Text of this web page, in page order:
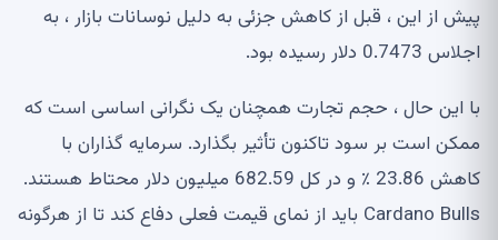
پیش از این ، قبل از کاهش جزئی به دلیل نوسانات بازار ، به
اجلاس 0.7473 دلار رسیده بود.
با این حال ، حجم تجارت همچنان یک نگرانی اساسی است که
ممکن است بر سود تاکنون تأثیر بگذارد. سرمایه گذاران با
کاهش 23.86 ٪ و در کل 682.59 میلیون دلار محتاط هستند.
Cardano Bulls باید از نمای قیمت فعلی دفاع کند تا از هرگونه